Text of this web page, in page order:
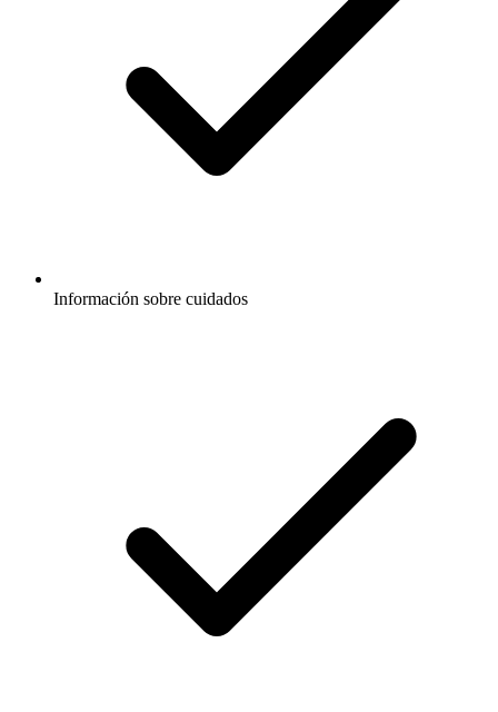
Información sobre cuidados